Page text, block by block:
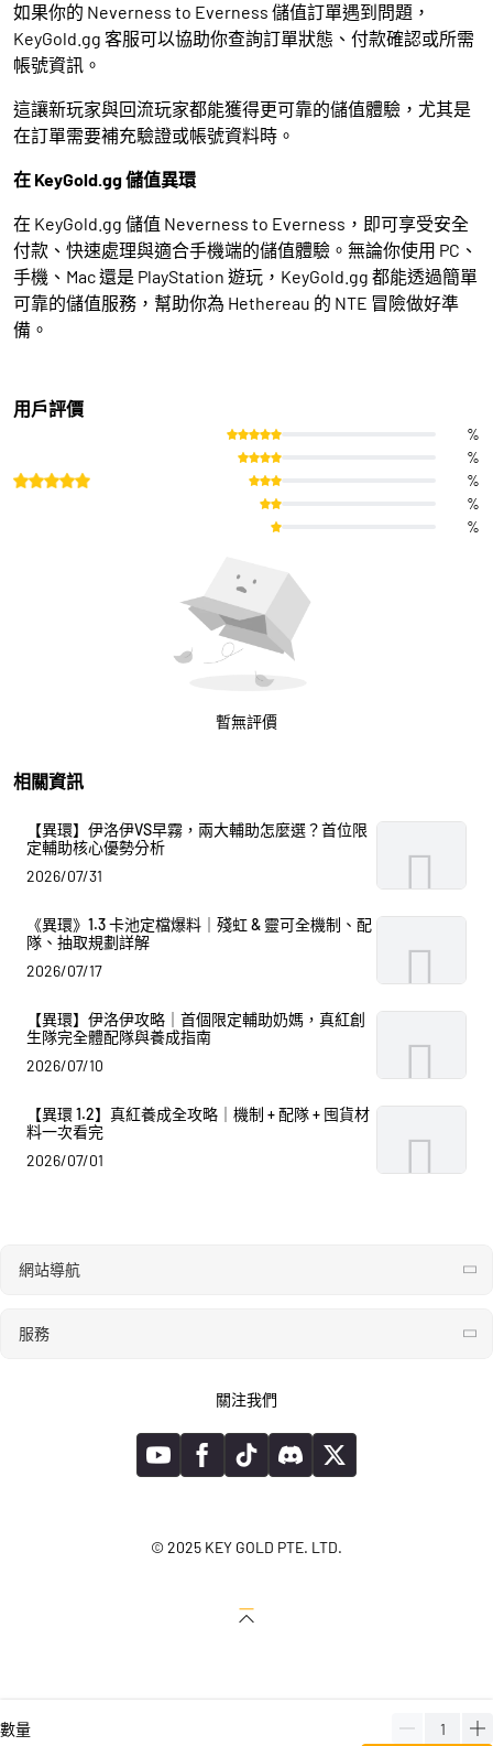
如果你的 Neverness to Everness 儲值訂單遇到問題，
KeyGold.gg 客服可以協助你查詢訂單狀態、付款確認或所需
帳號資訊。
這讓新玩家與回流玩家都能獲得更可靠的儲值體驗，尤其是
在訂單需要補充驗證或帳號資料時。
在 KeyGold.gg 儲值異環
在 KeyGold.gg 儲值 Neverness to Everness，即可享受安全
付款、快速處理與適合手機端的儲值體驗。無論你使用 PC、
手機、Mac 還是 PlayStation 遊玩，KeyGold.gg 都能透過簡單
可靠的儲值服務，幫助你為 Hethereau 的 NTE 冒險做好準
備。
用戶評價
%
%
%
%
%
暫無評價
相關資訊
【異環】伊洛伊VS早霧，兩大輔助怎麼選？首位限
定輔助核心優勢分析
2026/07/31
《異環》1.3 卡池定檔爆料｜殘虹 & 靈可全機制、配
隊、抽取規劃詳解
2026/07/17
【異環】伊洛伊攻略｜首個限定輔助奶媽，真紅創
生隊完全體配隊與養成指南
2026/07/10
【異環 1.2】真紅養成全攻略｜機制 + 配隊 + 囤貨材
料一次看完
2026/07/01
網站導航
服務
關注我們
© 2025 KEY GOLD PTE. LTD.
數量